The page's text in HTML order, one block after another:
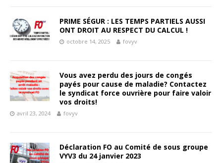
PRIME SÉGUR : LES TEMPS PARTIELS AUSSI
ONT DROIT AU RESPECT DU CALCUL !
octobre 14, 2025 fovyv
Vous avez perdu des jours de congés
payés pour cause de maladie? Contactez
le syndicat force ouvrière pour faire valoir
vos droits!
avril 23, 2024 fovyv
Déclaration FO au Comité de sous groupe
VYV3 du 24 janvier 2023